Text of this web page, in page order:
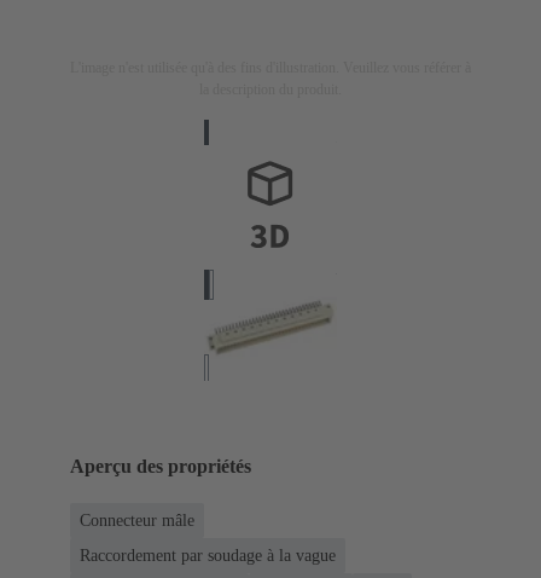
Aperçu des propriétés
Connecteur mâle
Raccordement par soudage à la vague